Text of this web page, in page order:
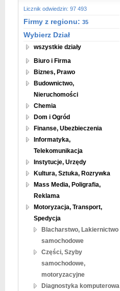
Licznik odwiedzin: 97 493
Firmy z regionu: 35
Wybierz Dział
wszystkie działy
Biuro i Firma
Biznes, Prawo
Budownictwo,
Nieruchomości
Chemia
Dom i Ogród
Finanse, Ubezbieczenia
Informatyka,
Telekomunikacja
Instytucje, Urzędy
Kultura, Sztuka, Rozrywka
Mass Media, Poligrafia,
Reklama
Motoryzacja, Transport,
Spedycja
Blacharstwo, Lakiernictwo
samochodowe
Części, Szyby
samochodowe,
motoryzacyjne
Diagnostyka komputerowa